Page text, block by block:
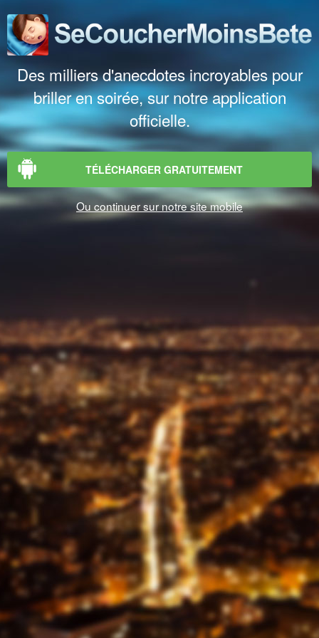
Des milliers d'anecdotes incroyables pour
briller en soirée, sur notre application
officielle.
TÉLÉCHARGER GRATUITEMENT
Ou continuer sur notre site mobile